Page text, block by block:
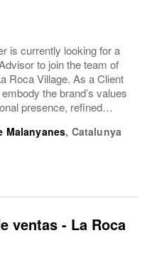
is currently looking for a
to join the team of
Roca Village. As a Client
the brand’s values
presence, refined
client experiences....
Malanyanes, Catalunya
ventas - La Roca